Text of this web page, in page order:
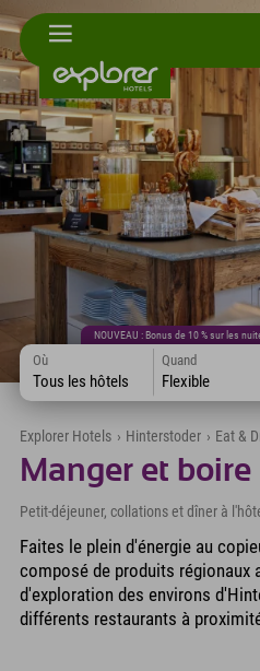
NOUVEAU : Bonus de 10 % sur les
Où
Tous les hôtels
Quand
Flexible
Explorer Hotels › Hinterstoder › Eat &
Manger et boire
Petit-déjeuner, collations et dîner à
Faites le plein d'énergie au
composé de produits régionaux
d'exploration des environs
différents restaurants à